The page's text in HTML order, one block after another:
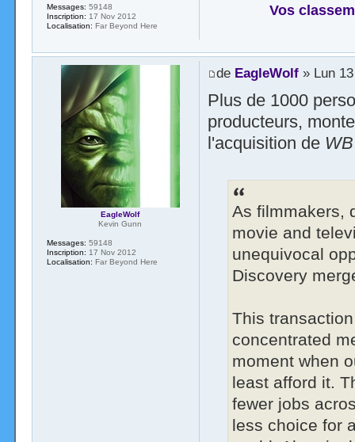
Vos
Messages: 59148
Inscription: 17 Nov 2012
Localisation: Far Beyond Here
de EagleWolf» Lun 13
Plus de 1000
producteurs,
l'acquisition de WB
As filmmakers,
movie and
unequivocal
Discovery
This
concentrated
moment when
least afford it.
fewer jobs
less choice for
EagleWolf
Kevin Gunn
Messages: 59148
Inscription: 17 Nov 2012
Localisation: Far Beyond Here